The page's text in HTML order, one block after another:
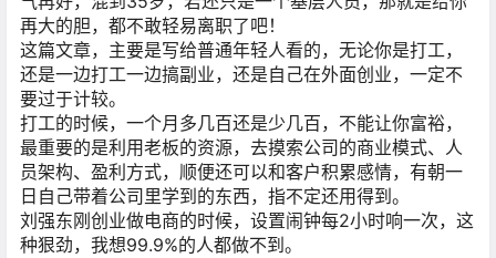
再大的胆，都不敢轻易离职了吧！
这篇文章，主要是写给普通年轻人看的，无论你是打工，
还是一边打工一边搞副业，还是自己在外面创业，一定不
要过于计较。
打工的时候，一个月多几百还是少几百，不能让你富裕，
最重要的是利用老板的资源，去摸索公司的商业模式、人
员架构、盈利方式，顺便还可以和客户积累感情，有朝一
日自己带着公司里学到的东西，指不定还用得到。
刘强东刚创业做电商的时候，设置闹钟每2小时响一次，这
种狠劲，我想99.9%的人都做不到。